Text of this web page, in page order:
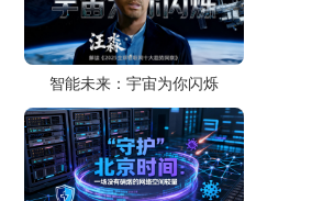
智能未来：宇宙为你闪烁